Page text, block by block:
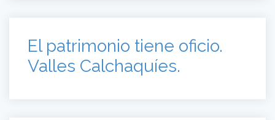
Responsabilidad Social